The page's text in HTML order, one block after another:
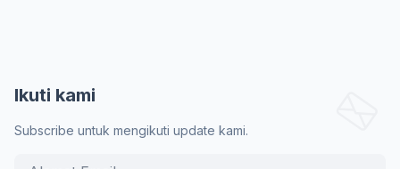
Ikuti kami
Subscribe untuk mengikuti update kami.